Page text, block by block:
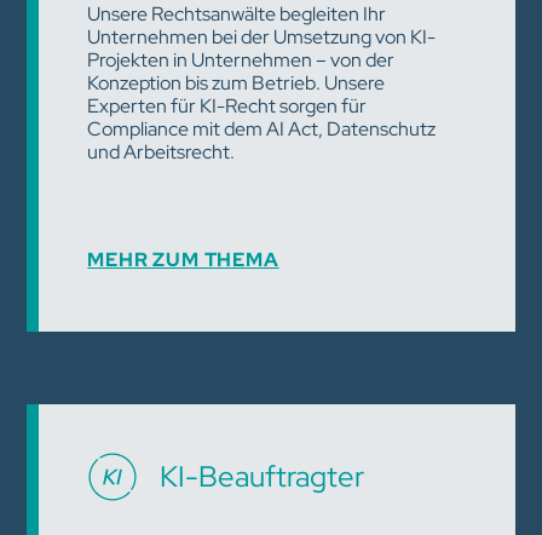
Unsere Rechtsanwälte begleiten Ihr
Unternehmen bei der Umsetzung von KI-
Projekten in Unternehmen – von der
Konzeption bis zum Betrieb. Unsere
Experten für KI-Recht sorgen für
Compliance mit dem AI Act, Datenschutz
und Arbeitsrecht.
MEHR ZUM THEMA
KI-Beauftragter